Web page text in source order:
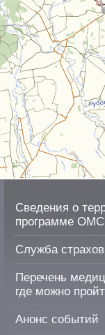
Сведения о
программе ОМС
Служба
Перечень
где можно
Анонс событий